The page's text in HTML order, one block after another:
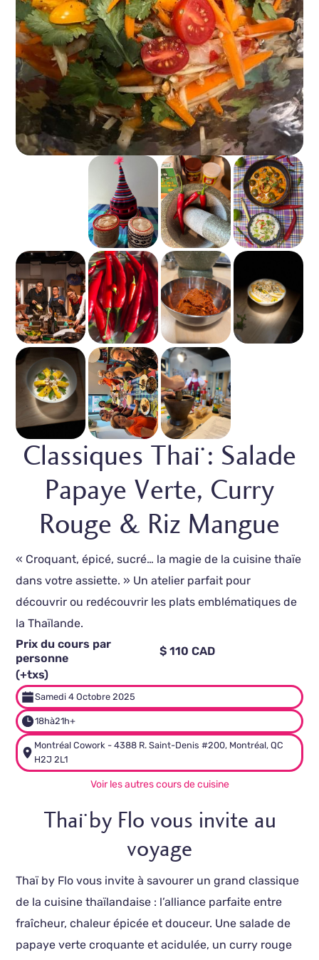
Classiques Thaï : Salade
Papaye Verte, Curry
Rouge & Riz Mangue
« Croquant, épicé, sucré… la magie de la cuisine thaïe
dans votre assiette. » Un atelier parfait pour
découvrir ou redécouvrir les plats emblématiques de
la Thaïlande.
Prix du cours par
personne
$ 110 CAD
(+txs)
Samedi 4 Octobre 2025
18hà21h+
Montréal Cowork - 4388 R. Saint-Denis #200, Montréal, QC
H2J 2L1
Voir les autres cours de cuisine
Thaï by Flo vous invite au
voyage
Thaï by Flo vous invite à savourer un grand classique
de la cuisine thaïlandaise : l’alliance parfaite entre
fraîcheur, chaleur épicée et douceur. Une salade de
papaye verte croquante et acidulée, un curry rouge